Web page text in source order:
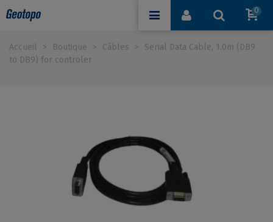
0
Accueil > Boutique > Câbles >
Serial Data Cable, 1.0m (DB9
to DB9) for controler